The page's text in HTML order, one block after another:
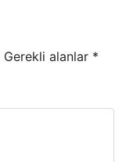
Gerekli alanlar *